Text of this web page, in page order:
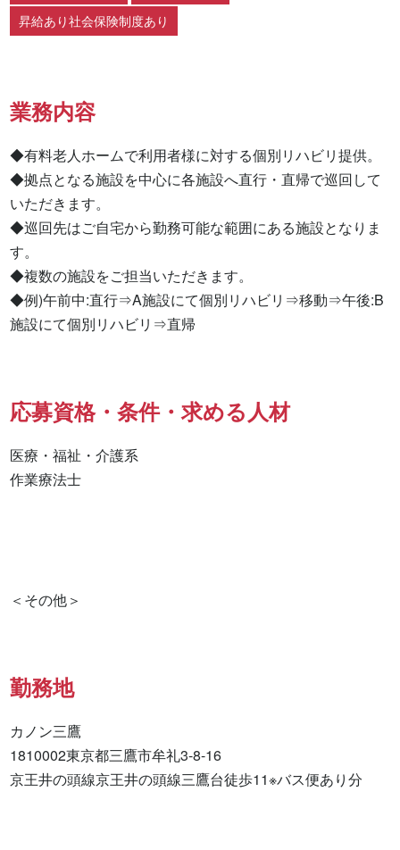
昇給あり社会保険制度あり
業務内容
◆有料老人ホームで利用者様に対する個別リハビリ提供。
◆拠点となる施設を中心に各施設へ直行・直帰で巡回して
いただきます。
◆巡回先はご自宅から勤務可能な範囲にある施設となりま
す。
◆複数の施設をご担当いただきます。
◆例)午前中:直行⇒A施設にて個別リハビリ⇒移動⇒午後:B
施設にて個別リハビリ⇒直帰
応募資格・条件・求める人材
医療・福祉・介護系
作業療法士
勤務地
カノン三鷹
1810002東京都三鷹市牟礼3-8-16
京王井の頭線京王井の頭線三鷹台徒歩11※バス便あり分